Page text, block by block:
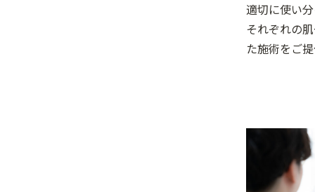
適切に使い
それぞれの
た施術をご